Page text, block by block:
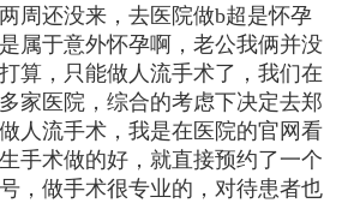
周还没来，去医院做b超是怀孕
属于意外怀孕啊，老公我俩并没
算，只能做人流手术了，我们在
家医院，综合的考虑下决定去郑
人流手术，我是在医院的官网看
手术做的好，就直接预约了一个
，做手术很专业的，对待患者也